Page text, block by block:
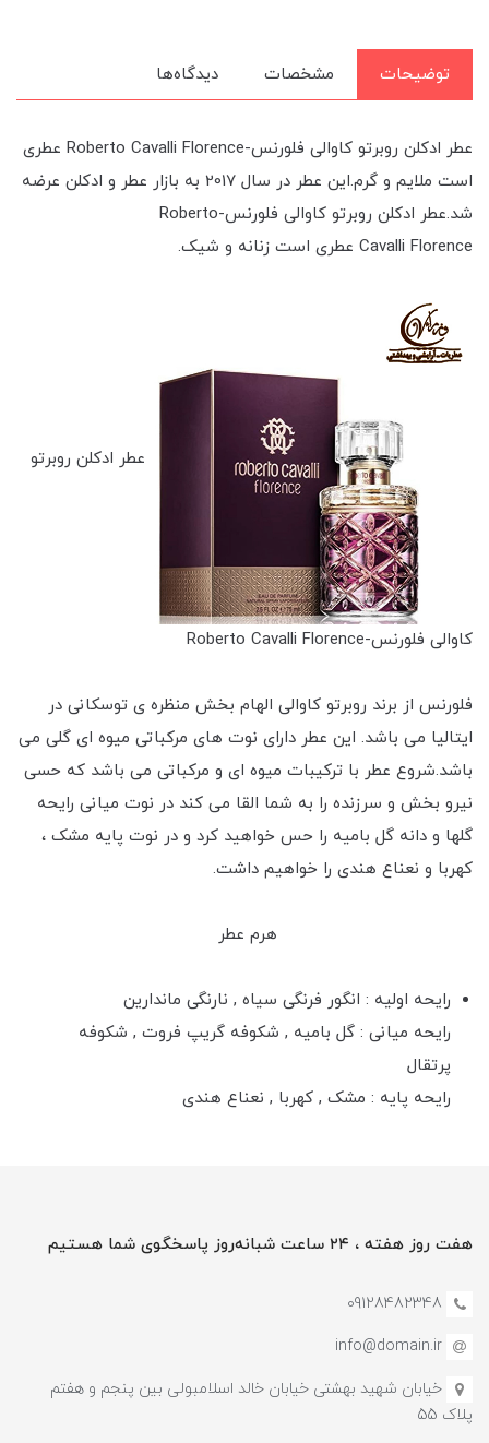
توضیحات مشخصات دیدگاه‌ها
عطر ادکلن روبرتو کاوالی فلورنس-Roberto Cavalli Florence عطری
است ملایم و گرم.این عطر در سال 2017 به بازار عطر و ادکلن عرضه
شد.عطر ادکلن روبرتو کاوالی فلورنس-Roberto
Cavalli Florence عطری است زنانه و شیک.
عطر ادکلن روبرتو
کاوالی فلورنس-Roberto Cavalli Florence
فلورنس از برند روبرتو کاوالی الهام بخش منظره ی توسکانی در
ایتالیا می باشد. این عطر دارای نوت های مرکباتی میوه ای گلی می
باشد.شروع عطر با ترکیبات میوه ای و مرکباتی می باشد که حسی
نیرو بخش و سرزنده را به شما القا می کند در نوت میانی رایحه
گلها و دانه گل بامیه را حس خواهید کرد و در نوت پایه مشک ،
کهربا و نعناع هندی را خواهیم داشت.
هرم عطر
رایحه اولیه : انگور فرنگی سیاه , نارنگی ماندارین
رایحه میانی : گل بامیه , شکوفه گریپ فروت , شکوفه
پرتقال
رایحه پایه : مشک , کهربا , نعناع هندی
هفت روز هفته ، ۲۴ ساعت شبانه‌روز پاسخگوی شما هستیم
09128482348
info@domain.ir
خیابان شهید بهشتی خیابان خالد اسلامبولی بین پنجم و هفتم
پلاک 55